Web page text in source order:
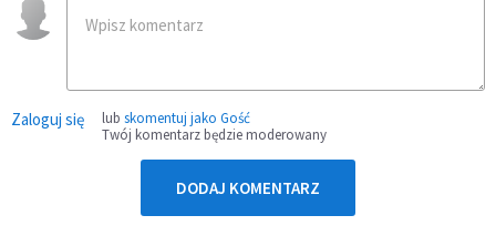
Zaloguj się lub skomentuj jako Gość
Twój komentarz będzie moderowany
DODAJ KOMENTARZ